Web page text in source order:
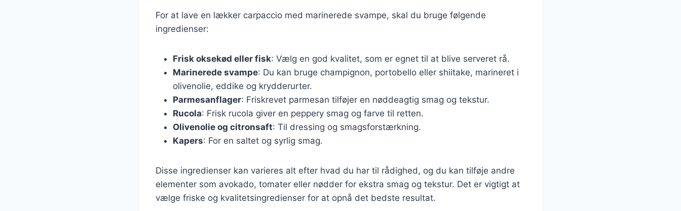
For at lave en lækker carpaccio med marinerede svampe, skal du bruge følgende
ingredienser:
Frisk oksekød eller fisk: Vælg en god kvalitet, som er egnet til at blive serveret rå.
Marinerede svampe: Du kan bruge champignon, portobello eller shiitake, marineret i
olivenolie, eddike og krydderurter.
Parmesanflager: Friskrevet parmesan tilføjer en nøddeagtig smag og tekstur.
Rucola: Frisk rucola giver en peppery smag og farve til retten.
Olivenolie og citronsaft: Til dressing og smagsforstærkning.
Kapers: For en saltet og syrlig smag.
Disse ingredienser kan varieres alt efter hvad du har til rådighed, og du kan tilføje andre
elementer som avokado, tomater eller nødder for ekstra smag og tekstur. Det er vigtigt at
vælge friske og kvalitetsingredienser for at opnå det bedste resultat.